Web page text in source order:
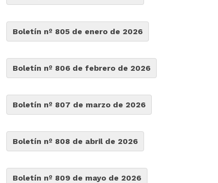
Boletín nº 805 de enero de 2026
Boletín nº 806 de febrero de 2026
Boletín nº 807 de marzo de 2026
Boletín nº 808 de abril de 2026
Boletín nº 809 de mayo de 2026